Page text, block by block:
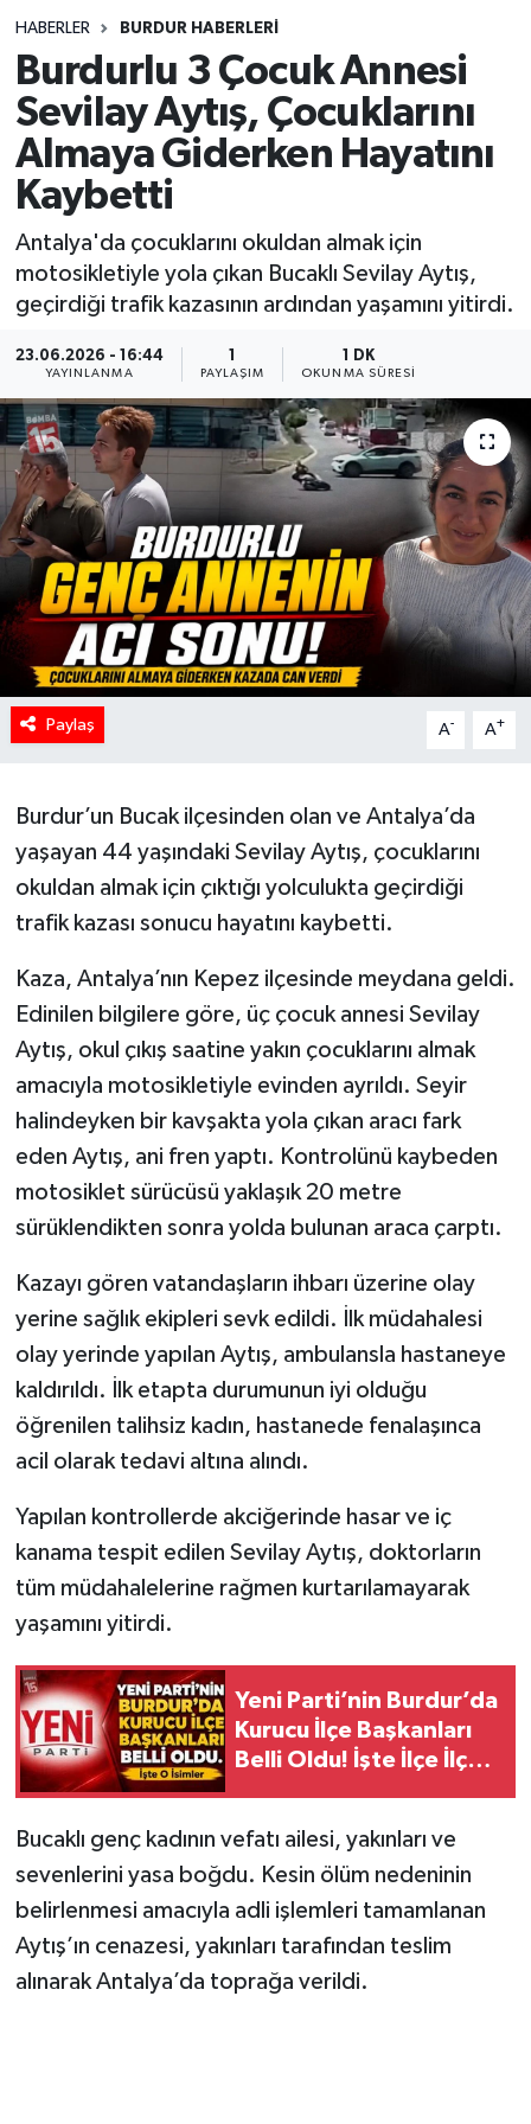
HABERLER BURDUR HABERLERİ
Burdurlu 3 Çocuk Annesi
Sevilay Aytış, Çocuklarını
Almaya Giderken Hayatını
Kaybetti
Antalya'da çocuklarını okuldan almak için
motosikletiyle yola çıkan Bucaklı Sevilay Aytış,
geçirdiği trafik kazasının ardından yaşamını yitirdi.
23.06.2026 - 16:44
YAYINLANMA
1
PAYLAŞIM
1 DK
OKUNMA SÜRESI
Paylaş A- A+
Burdur’un Bucak ilçesinden olan ve Antalya’da
yaşayan 44 yaşındaki Sevilay Aytış, çocuklarını
okuldan almak için çıktığı yolculukta geçirdiği
trafik kazası sonucu hayatını kaybetti.
Kaza, Antalya’nın Kepez ilçesinde meydana geldi.
Edinilen bilgilere göre, üç çocuk annesi Sevilay
Aytış, okul çıkış saatine yakın çocuklarını almak
amacıyla motosikletiyle evinden ayrıldı. Seyir
halindeyken bir kavşakta yola çıkan aracı fark
eden Aytış, ani fren yaptı. Kontrolünü kaybeden
motosiklet sürücüsü yaklaşık 20 metre
sürüklendikten sonra yolda bulunan araca çarptı.
Kazayı gören vatandaşların ihbarı üzerine olay
yerine sağlık ekipleri sevk edildi. İlk müdahalesi
olay yerinde yapılan Aytış, ambulansla hastaneye
kaldırıldı. İlk etapta durumunun iyi olduğu
öğrenilen talihsiz kadın, hastanede fenalaşınca
acil olarak tedavi altına alındı.
Yapılan kontrollerde akciğerinde hasar ve iç
kanama tespit edilen Sevilay Aytış, doktorların
tüm müdahalelerine rağmen kurtarılamayarak
yaşamını yitirdi.
Yeni Parti’nin Burdur’da
Kurucu İlçe Başkanları
Belli Oldu! İşte İlçe İlçe
Bucaklı genç kadının vefatı ailesi, yakınları ve
sevenlerini yasa boğdu. Kesin ölüm nedeninin
belirlenmesi amacıyla adli işlemleri tamamlanan
Aytış’ın cenazesi, yakınları tarafından teslim
alınarak Antalya’da toprağa verildi.
Spor
Tebrik